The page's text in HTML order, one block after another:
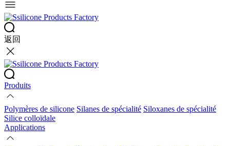
返回
Produits
Polymères de silicone Silanes de spécialité Siloxanes de spécialité
Silice colloïdale
Applications